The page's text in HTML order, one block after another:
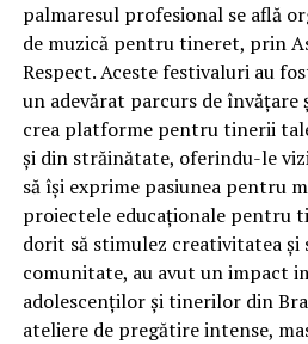
palmaresul profesional se află
de muzică pentru tineret, prin
Respect. Aceste festivaluri au
un adevărat parcurs de
crea platforme pentru tinerii
și din străinătate, oferindu-le
să își exprime pasiunea pentru
proiectele educaționale pentru
dorit să stimulez creativitatea și
comunitate, au avut un impact
adolescenților și tinerilor din
ateliere de pregătire intense,